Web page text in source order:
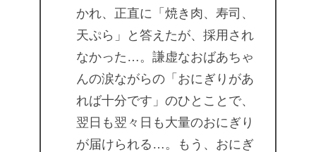
かれ、正直に「焼き肉、寿司、
天ぷら」と答えたが、採用され
なかった…。謙虚なおばあちゃ
んの涙ながらの「おにぎりがあ
れば十分です」のひとことで、
翌日も翌々日も大量のおにぎり
が届けられる…。もう、おにぎ